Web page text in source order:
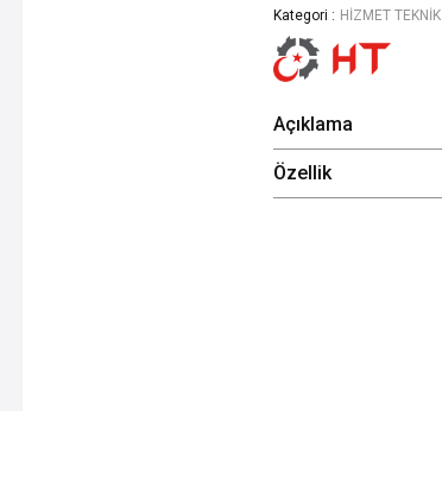
Kategori : HİZMET TEKNİK
Açıklama
Özellik